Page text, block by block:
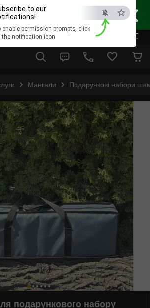
×
ESC
to our
enable permission prompts, click
the notification icon
Мангали Подарункові набори
подарункового набору